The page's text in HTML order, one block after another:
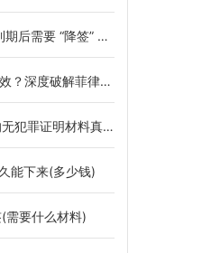
一文说清关键点与合规要点
宾SWP工签核心拒签原因
对了吗？——详解常见拒签雷区
能下来(多少钱)
需要什么材料)